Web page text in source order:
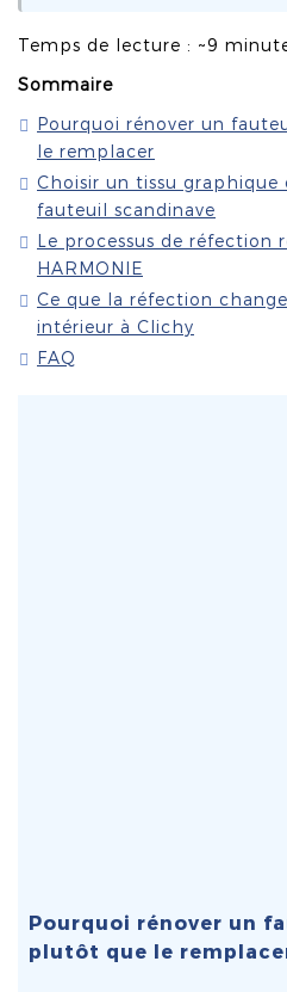
Temps de lecture : ~9
Sommaire
Pourquoi rénover un
le remplacer
Choisir un tissu
fauteuil scandinave
Le processus de réfection
HARMONIE
Ce que la réfection
intérieur à Clichy
FAQ
Pourquoi rénover un
plutôt que le